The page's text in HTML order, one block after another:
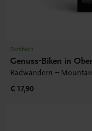
Sachbuch
Genuss-Biken in
Radwandern –
€ 17,90